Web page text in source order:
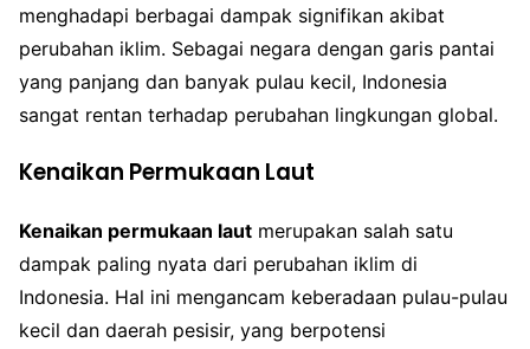
menghadapi berbagai dampak signifikan akibat
perubahan iklim. Sebagai negara dengan garis pantai
yang panjang dan banyak pulau kecil, Indonesia
sangat rentan terhadap perubahan lingkungan global.
Kenaikan Permukaan Laut
Kenaikan permukaan laut merupakan salah satu
dampak paling nyata dari perubahan iklim di
Indonesia. Hal ini mengancam keberadaan pulau-pulau
kecil dan daerah pesisir, yang berpotensi